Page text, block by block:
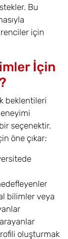
Bu
için
İçin
beklentileri
seçenektir.
öne çıkar:
bilimler veya
oluşturmak